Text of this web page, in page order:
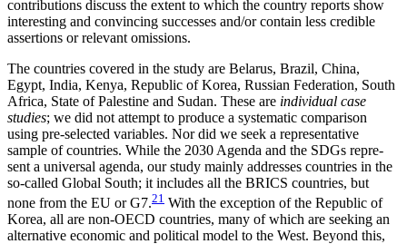
contributions discuss the extent to which the country reports show
inter­esting and convincing successes and/or contain less credible
assertions or relevant omissions.
The countries covered in the study are Belarus, Brazil, China,
Egypt, India, Kenya, Republic of Korea, Russian Federation, South
Africa, State of Palestine and Sudan. These are individual case
studies; we did not attempt to produce a systematic comparison
using pre-selected variables. Nor did we seek a representa­tive
sample of countries. While the 2030 Agenda and the SDGs repre­
sent a universal agenda, our study mainly addresses countries in the
so-called Global South; it includes all the BRICS countries, but
none from the EU or G7.21 With the exception of the Repub­lic of
Korea, all are non-OECD countries, many of which are seeking an
alternative economic and politi­cal model to the West. Beyond this,